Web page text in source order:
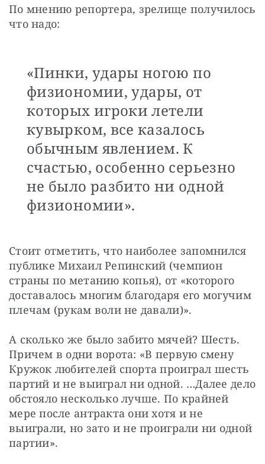
По мнению репортера, зрелище получилось
что надо:
«Пинки, удары ногою по
физиономии, удары, от
которых игроки летели
кувырком, все казалось
обычным явлением. К
счастью, особенно серьезно
не было разбито ни одной
физиономии».
Стоит отметить, что наиболее запомнился
публике Михаил Репинский (чемпион
страны по метанию копья), от «которого
доставалось многим благодаря его могучим
плечам (рукам воли не давали)».
А сколько же было забито мячей? Шесть.
Причем в одни ворота: «В первую смену
Кружок любителей спорта проиграл шесть
партий и не выиграл ни одной. …Далее дело
обстояло несколько лучше. По крайней
мере после антракта они хотя и не
выиграли, но зато и не проиграли ни одной
партии».